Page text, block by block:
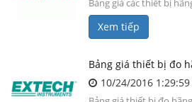
Bảng giá các thiết bị
Xem tiếp
Bảng giá thiết bị đo
10/24/2016 1:29:59